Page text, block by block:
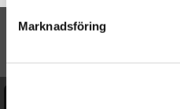
Marknadsföring